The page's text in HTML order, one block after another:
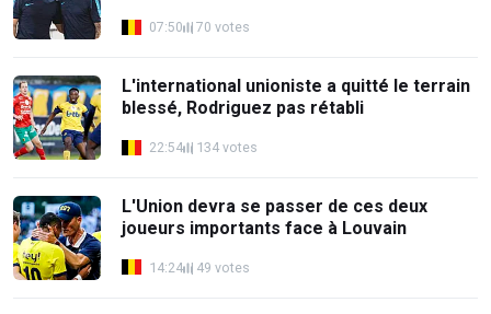
07:50 70 votes
L'international unioniste a quitté le terrain
blessé, Rodriguez pas rétabli
22:54 134 votes
L'Union devra se passer de ces deux
joueurs importants face à Louvain
14:24 49 votes